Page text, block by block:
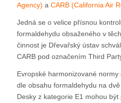
Agency) a CARB (California Air
Jedná se o velice přísnou
formaldehydu obsaženého v
činnost je Dřevařský ústav
CARB pod označením Third
Evropské harmonizované
dle obsahu formaldehydu na dvě
Desky z kategorie E1 mohou